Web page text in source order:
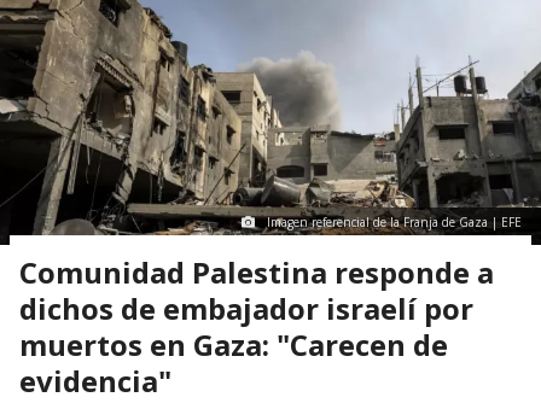
Imagen referencial de la Franja de Gaza | EFE
Comunidad Palestina responde a
dichos de embajador israelí por
muertos en Gaza: "Carecen de
evidencia"